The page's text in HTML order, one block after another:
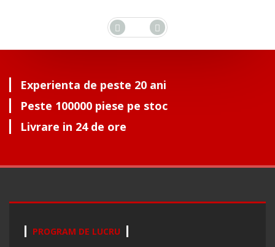
Experienta de peste 20 ani
Peste 100000 piese pe stoc
Livrare in 24 de ore
PROGRAM DE LUCRU